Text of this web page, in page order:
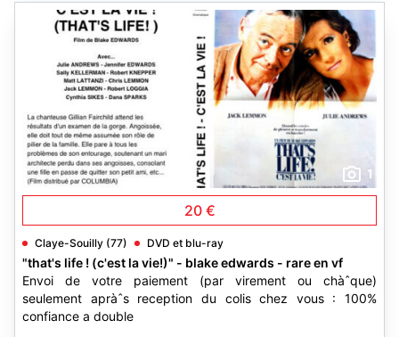
1
20 €
Claye-Souilly (77) DVD et blu-ray
"that's life ! (c'est la vie!)" - blake edwards - rare en vf
Envoi de votre paiement (par virement ou chàˆque)
seulement apràˆs reception du colis chez vous : 100%
confiance a double